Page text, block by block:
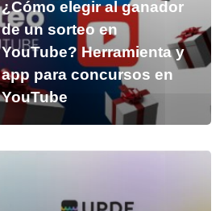
¿Cómo elegir al ganador
de un sorteo en
YouTube? Herramienta y
app para concursos en
YouTube